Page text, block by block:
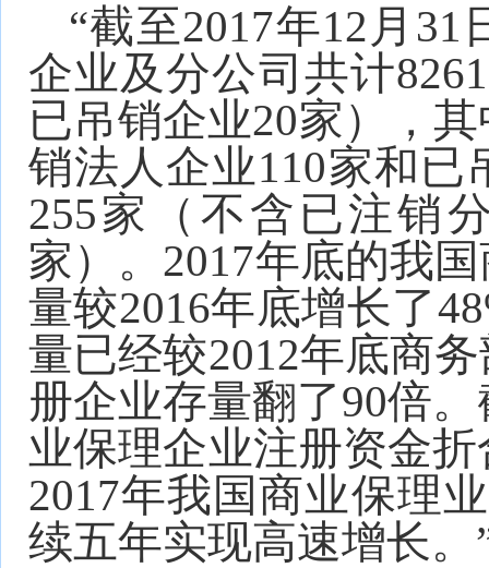
“截至2017年12月
企业及分公司共计
已吊销企业20家），
销法人企业110家和已
255家（不含已注销
家）。2017年底的我
量较2016年底增长了
量已经较2012年底商
册企业存量翻了90倍
业保理企业注册资金
2017年我国商业保理
续五年实现高速增长。